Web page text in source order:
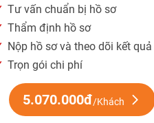
Tư vấn chuẩn bị hồ sơ
Thẩm định hồ sơ
Nộp hồ sơ và theo dõi kết quả
Trọn gói chi phí
5.070.000đ/Khách